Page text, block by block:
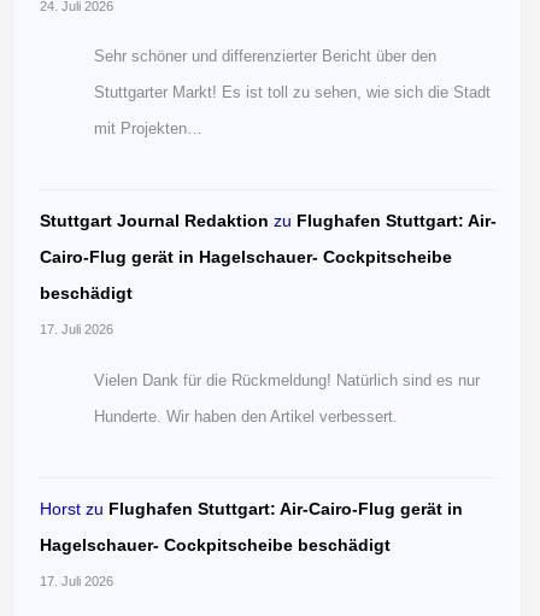
24. Juli 2026
Sehr schöner und differenzierter Bericht über den
Stuttgarter Markt! Es ist toll zu sehen, wie sich die Stadt
mit Projekten…
Stuttgart Journal Redaktion zu Flughafen Stuttgart: Air-
Cairo-Flug gerät in Hagelschauer- Cockpitscheibe
beschädigt
17. Juli 2026
Vielen Dank für die Rückmeldung! Natürlich sind es nur
Hunderte. Wir haben den Artikel verbessert.
Horst zu Flughafen Stuttgart: Air-Cairo-Flug gerät in
Hagelschauer- Cockpitscheibe beschädigt
17. Juli 2026